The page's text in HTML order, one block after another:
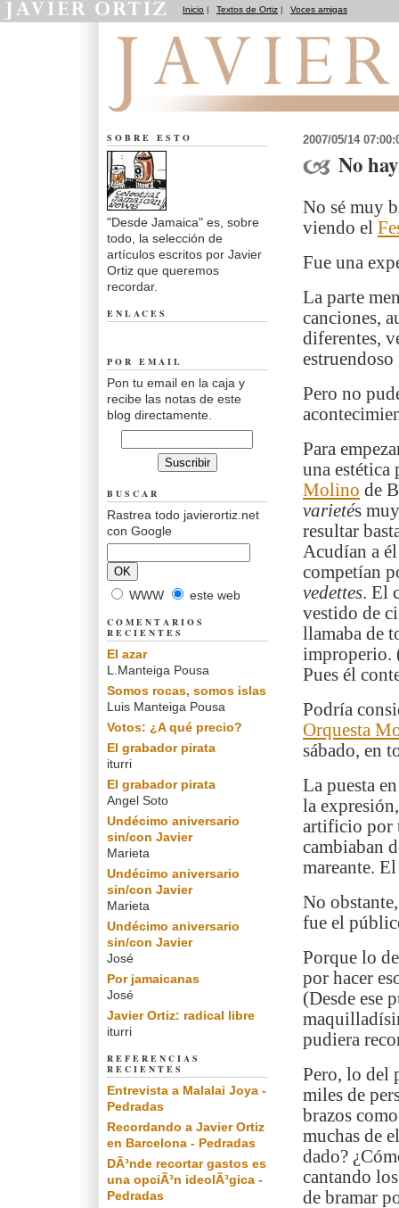
Inicio | Textos de Ortiz | Voces amigas
2007/05/14
No
No sé muy
viendo el
Fue una
La parte
canciones,
diferentes,
Pero no
Para
una estética
Molino de
varietés
resultar
Acudían a
competían
vedettes. El
vestido de
llamaba de
improperio.
Pues él
Podría
Orquesta
sábado, en
La puesta
la
artificio por
cambiaban
mareante.
No
fue el
Porque lo
por hacer
(Desde ese
pudiera
Pero, lo del
miles de
brazos
muchas de
dado?
cantando
de bramar
SOBRE ESTO
"Desde Jamaica" es, sobre
todo, la selección de
artículos escritos por Javier
Ortiz que queremos
recordar.
ENLACES
POR EMAIL
Pon tu email en la caja y
recibe las notas de este
blog directamente.
BUSCAR
Rastrea todo javierortiz.net
con Google
WWW este web
COMENTARIOS
RECIENTES
El azar
L.Manteiga Pousa
Somos rocas, somos islas
Luis Manteiga Pousa
Votos: ¿A qué precio?
El grabador pirata
iturri
El grabador pirata
Angel Soto
Undécimo aniversario
sin/con Javier
Marieta
Undécimo aniversario
sin/con Javier
Marieta
Undécimo aniversario
sin/con Javier
José
Por jamaicanas
José
Javier Ortiz: radical libre
iturri
REFERENCIAS
RECIENTES
Entrevista a Malalai Joya -
Pedradas
Recordando a Javier Ortiz
en Barcelona - Pedradas
DÃ³nde recortar gastos es
una opciÃ³n ideolÃ³gica -
Pedradas